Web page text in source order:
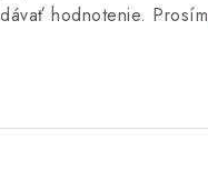
hodnotenie. Prosím